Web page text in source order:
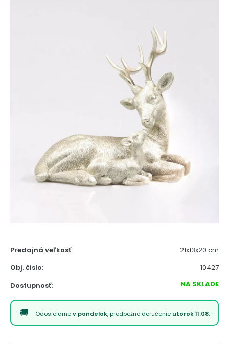
Predajná veľkosť
21x13x20 cm
Obj. čislo:
10427
Dostupnosť:
NA SKLADE
Odosielamev pondelok, predbežné doručenie utorok 11.08.